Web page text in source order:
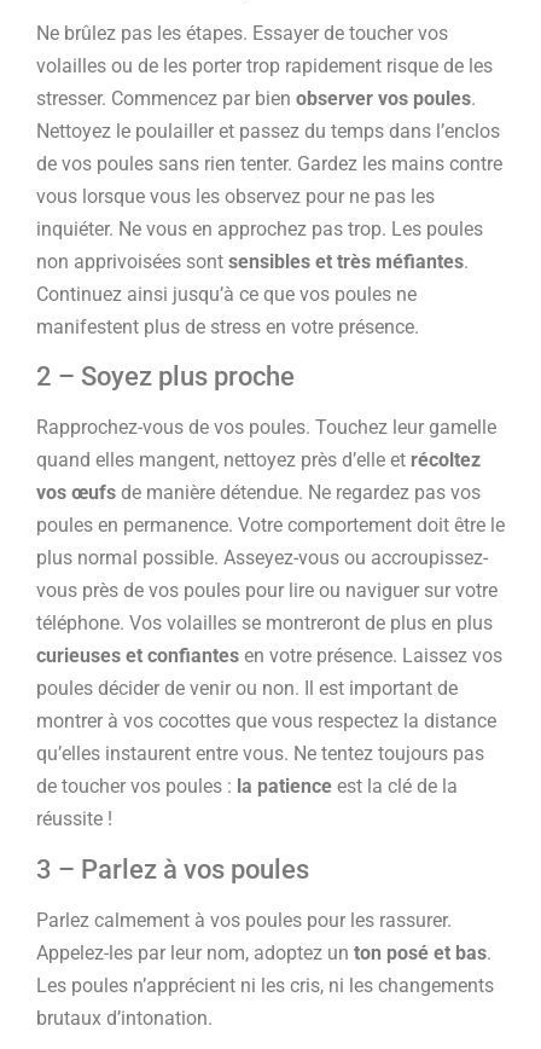
Ne brûlez pas les étapes. Essayer de toucher vos
volailles ou de les porter trop rapidement risque de les
stresser. Commencez par bien observer vos poules.
Nettoyez le poulailler et passez du temps dans l’enclos
de vos poules sans rien tenter. Gardez les mains contre
vous lorsque vous les observez pour ne pas les
inquiéter. Ne vous en approchez pas trop. Les poules
non apprivoisées sont sensibles et très méfiantes.
Continuez ainsi jusqu’à ce que vos poules ne
manifestent plus de stress en votre présence.
2 – Soyez plus proche
Rapprochez-vous de vos poules. Touchez leur gamelle
quand elles mangent, nettoyez près d’elle et récoltez
vos œufs de manière détendue. Ne regardez pas vos
poules en permanence. Votre comportement doit être le
plus normal possible. Asseyez-vous ou accroupissez-
vous près de vos poules pour lire ou naviguer sur votre
téléphone. Vos volailles se montreront de plus en plus
curieuses et confiantes en votre présence. Laissez vos
poules décider de venir ou non. Il est important de
montrer à vos cocottes que vous respectez la distance
qu’elles instaurent entre vous. Ne tentez toujours pas
de toucher vos poules : la patience est la clé de la
réussite !
3 – Parlez à vos poules
Parlez calmement à vos poules pour les rassurer.
Appelez-les par leur nom, adoptez un ton posé et bas.
Les poules n’apprécient ni les cris, ni les changements
brutaux d’intonation.